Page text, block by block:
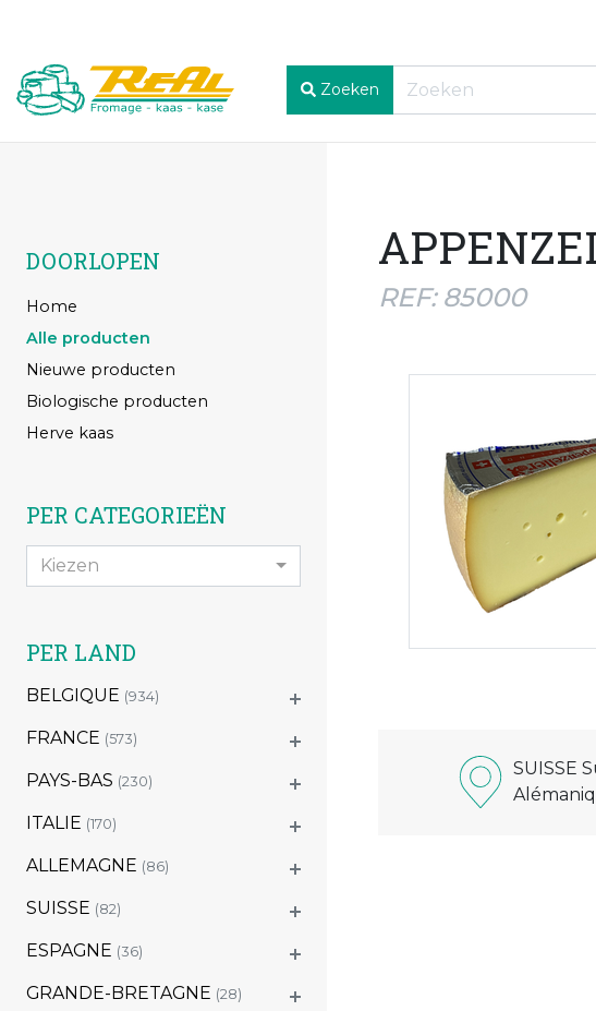
Zoeken
DOORLOPEN
Home
Alle producten
Nieuwe producten
Biologische producten
Herve kaas
PER CATEGORIEËN
Kiezen
PER LAND
BELGIQUE (934)
FRANCE (573)
PAYS-BAS (230)
ITALIE (170)
ALLEMAGNE (86)
SUISSE (82)
ESPAGNE (36)
GRANDE-BRETAGNE (28)
REF: 85000
SUISSE